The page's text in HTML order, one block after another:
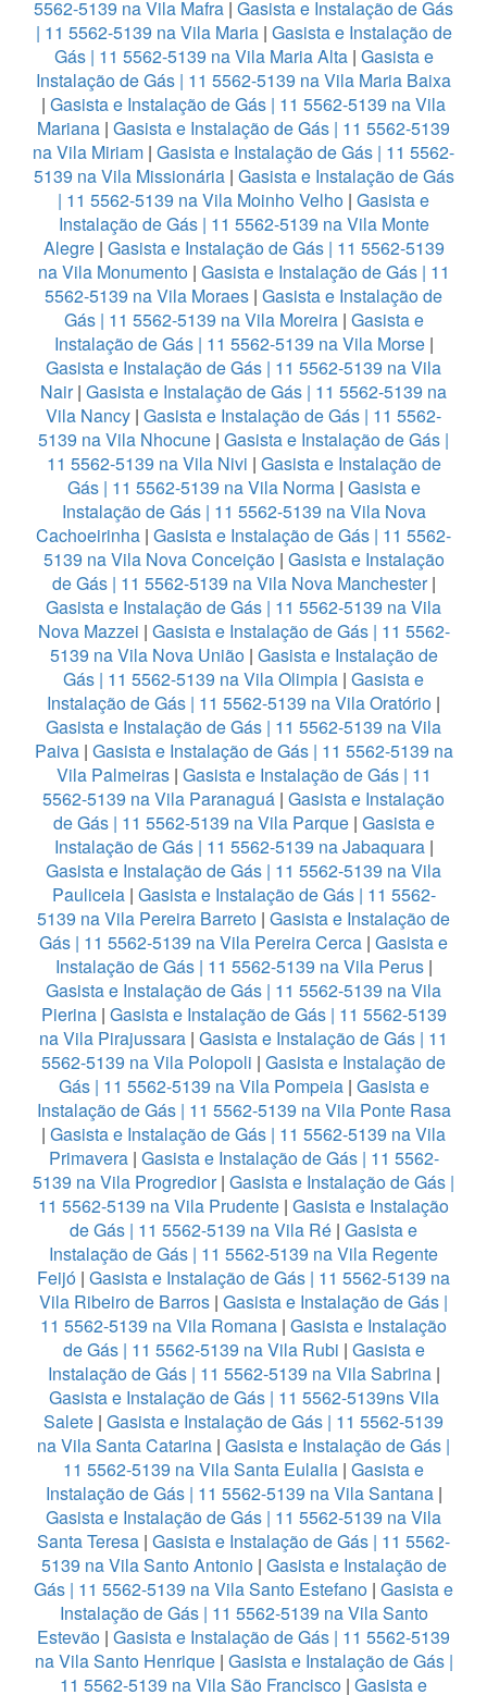
5562-5139 na Vila Mafra | Gasista e Instalação de Gás
| 11 5562-5139 na Vila Maria| Gasista e Instalação de
Gás | 11 5562-5139 na Vila Maria Alta| Gasista e
Instalação de Gás | 11 5562-5139 na Vila Maria Baixa
| Gasista e Instalação de Gás | 11 5562-5139 na Vila
Mariana | Gasista e Instalação de Gás | 11 5562-5139
na Vila Miriam | Gasista e Instalação de Gás | 11 5562-
5139 na Vila Missionária| Gasista e Instalação de Gás
| 11 5562-5139 na Vila Moinho Velho | Gasista e
Instalação de Gás | 11 5562-5139 na Vila Monte
Alegre| Gasista e Instalação de Gás | 11 5562-5139
na Vila Monumento| Gasista e Instalação de Gás | 11
5562-5139 na Vila Moraes | Gasista e Instalação de
Gás | 11 5562-5139 na Vila Moreira| Gasista e
Instalação de Gás | 11 5562-5139 na Vila Morse|
Gasista e Instalação de Gás | 11 5562-5139 na Vila
Nair| Gasista e Instalação de Gás | 11 5562-5139 na
Vila Nancy | Gasista e Instalação de Gás | 11 5562-
5139 na Vila Nhocune | Gasista e Instalação de Gás |
11 5562-5139 na Vila Nivi | Gasista e Instalação de
Gás | 11 5562-5139 na Vila Norma| Gasista e
Instalação de Gás | 11 5562-5139 na Vila Nova
Cachoeirinha | Gasista e Instalação de Gás | 11 5562-
5139 na Vila Nova Conceição| Gasista e Instalação
de Gás | 11 5562-5139 na Vila Nova Manchester|
Gasista e Instalação de Gás | 11 5562-5139 na Vila
Nova Mazzei | Gasista e Instalação de Gás | 11 5562-
5139 na Vila Nova União| Gasista e Instalação de
Gás | 11 5562-5139 na Vila Olimpia | Gasista e
Instalação de Gás | 11 5562-5139 na Vila Oratório |
Gasista e Instalação de Gás | 11 5562-5139 na Vila
Paiva| Gasista e Instalação de Gás | 11 5562-5139 na
Vila Palmeiras| Gasista e Instalação de Gás | 11
5562-5139 na Vila Paranaguá | Gasista e Instalação
de Gás | 11 5562-5139 na Vila Parque| Gasista e
Instalação de Gás | 11 5562-5139 na Jabaquara|
Gasista e Instalação de Gás | 11 5562-5139 na Vila
Pauliceia| Gasista e Instalação de Gás | 11 5562-
5139 na Vila Pereira Barreto | Gasista e Instalação de
Gás | 11 5562-5139 na Vila Pereira Cerca | Gasista e
Instalação de Gás | 11 5562-5139 na Vila Perus|
Gasista e Instalação de Gás | 11 5562-5139 na Vila
Pierina| Gasista e Instalação de Gás | 11 5562-5139
na Vila Pirajussara | Gasista e Instalação de Gás | 11
5562-5139 na Vila Polopoli | Gasista e Instalação de
Gás | 11 5562-5139 na Vila Pompeia| Gasista e
Instalação de Gás | 11 5562-5139 na Vila Ponte Rasa
| Gasista e Instalação de Gás | 11 5562-5139 na Vila
Primavera| Gasista e Instalação de Gás | 11 5562-
5139 na Vila Progredior| Gasista e Instalação de Gás |
11 5562-5139 na Vila Prudente | Gasista e Instalação
de Gás | 11 5562-5139 na Vila Ré | Gasista e
Instalação de Gás | 11 5562-5139 na Vila Regente
Feijó | Gasista e Instalação de Gás | 11 5562-5139 na
Vila Ribeiro de Barros | Gasista e Instalação de Gás |
11 5562-5139 na Vila Romana | Gasista e Instalação
de Gás | 11 5562-5139 na Vila Rubi | Gasista e
Instalação de Gás | 11 5562-5139 na Vila Sabrina|
Gasista e Instalação de Gás | 11 5562-5139ns Vila
Salete | Gasista e Instalação de Gás | 11 5562-5139
na Vila Santa Catarina | Gasista e Instalação de Gás |
11 5562-5139 na Vila Santa Eulalia | Gasista e
Instalação de Gás | 11 5562-5139 na Vila Santana|
Gasista e Instalação de Gás | 11 5562-5139 na Vila
Santa Teresa | Gasista e Instalação de Gás | 11 5562-
5139 na Vila Santo Antonio| Gasista e Instalação de
Gás | 11 5562-5139 na Vila Santo Estefano | Gasista e
Instalação de Gás | 11 5562-5139 na Vila Santo
Estevão | Gasista e Instalação de Gás | 11 5562-5139
na Vila Santo Henrique| Gasista e Instalação de Gás |
11 5562-5139 na Vila São Francisco | Gasista e